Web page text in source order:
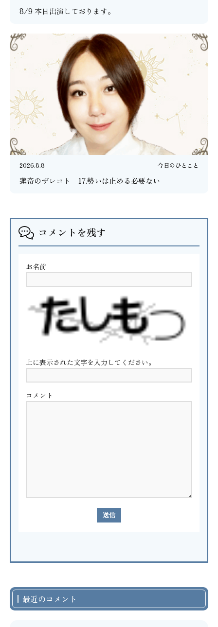
8/9 本日出演しております。
2026.8.8 今日のひとこと
蓮奇のザレコト 17.勢いは止める必要ない
コメントを残す
お名前
上に表示された文字を入力してください。
コメント
最近のコメント